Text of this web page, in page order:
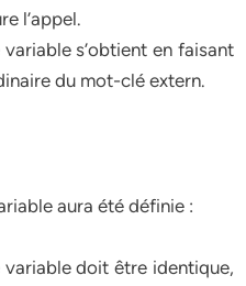
l’appel.
s’obtient en faisant
du mot-clé extern.
aura été définie :
variable doit être identique,